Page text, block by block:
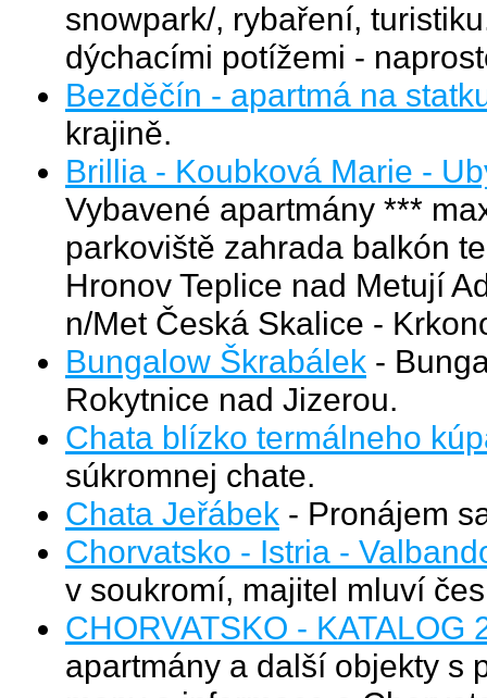
snowpark/, rybaření,
dýchacími potížemi -
Bezděčín - apartmá na
krajině.
Brillia - Koubková Marie -
Vybavené apartmány ***
parkoviště zahrada balkón
Hronov Teplice nad Metují
n/Met Česká Skalice -
Bungalow Škrabálek -
Rokytnice nad Jizerou.
Chata blízko termálneho
súkromnej chate.
Chata Jeřábek - Pronájem
Chorvatsko - Istria -
v soukromí, majitel mluví
CHORVATSKO - KATALOG
apartmány a další objekty s